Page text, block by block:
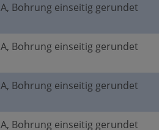
A, Bohrung einseitig gerundet
A, Bohrung einseitig gerundet
A, Bohrung einseitig gerundet
A, Bohrung einseitig gerundet